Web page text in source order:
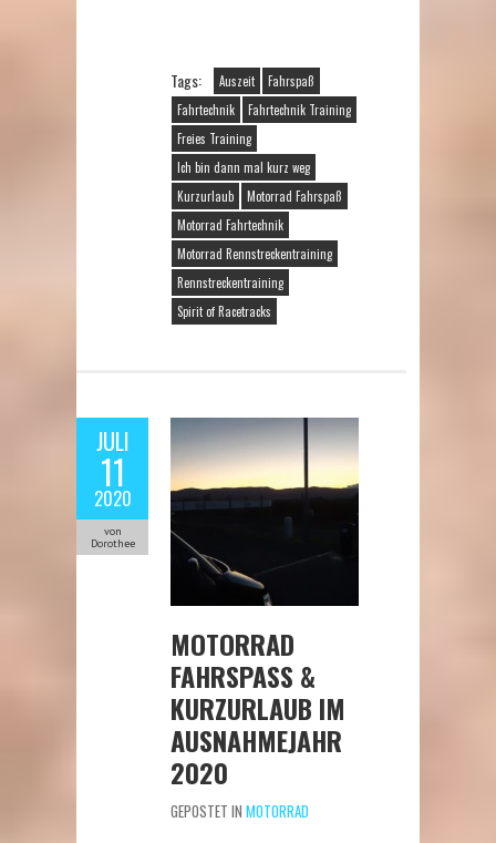
Tags: Auszeit
Fahrspaß
Fahrtechnik
Fahrtechnik Training
Freies Training
Ich bin dann mal kurz weg
Kurzurlaub
Motorrad Fahrspaß
Motorrad Fahrtechnik
Motorrad Rennstreckentraining
Rennstreckentraining
Spirit of Racetracks
JULI
11
2020
von
Dorothee
MOTORRAD
FAHRSPASS & K
URZURLAUB IM A
USNAHMEJAHR 2
020
GEPOSTET IN MOTORRAD